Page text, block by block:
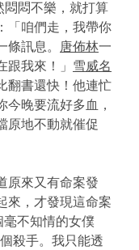
悶悶不樂，就打算
「咱們走，我帶你
條訊息。 唐佈林一
我來！」 雪威名
翻書還快！他連忙
晚要流好多血，
原地不動就催促
原來又有命案發
來，才發現這命案
不知情的女僕
殺手。我只能透